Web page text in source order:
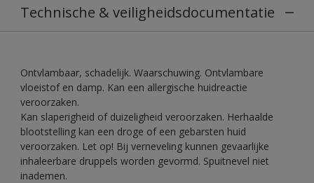
Technische & veiligheidsdocumentatie
Ontvlambaar, schadelijk. Waarschuwing. Ontvlambare
vloeistof en damp. Kan een allergische huidreactie
veroorzaken.
Kan slaperigheid of duizeligheid veroorzaken. Herhaalde
blootstelling kan een droge of een gebarsten huid
veroorzaken. Let op! Bij verneveling kunnen gevaarlijke
inhaleerbare druppels worden gevormd. Spuitnevel niet
inademen.